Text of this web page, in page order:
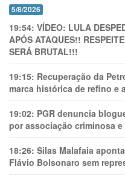
5/8/2026
19:54: VÍDEO: LULA
APÓS ATAQUES!!
SERÁ BRUTAL!!!
19:15: Recuperação da
marca histórica de refino e
19:02: PGR denuncia
por associação criminosa
18:26: Silas Malafaia
Flávio Bolsonaro sem